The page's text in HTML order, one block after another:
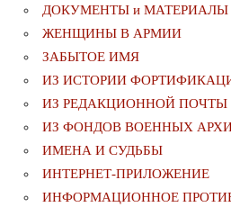
ДОКУМЕНТЫ и МАТЕРИАЛЫ
ЖЕНЩИНЫ В АРМИИ
ЗАБЫТОЕ ИМЯ
ИЗ ИСТОРИИ
ИЗ РЕДАКЦИОННОЙ ПОЧТЫ
ИЗ ФОНДОВ ВОЕННЫХ
ИМЕНА И СУДЬБЫ
ИНТЕРНЕТ-ПРИЛОЖЕНИЕ
ИНФОРМАЦИОННОЕ